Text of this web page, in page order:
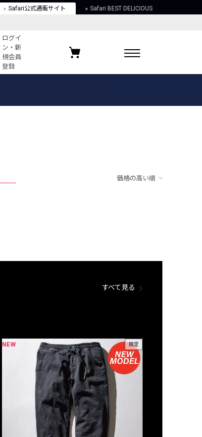
Safari公式通販サイト Safari BEST DELICIOUS
ログイ
ン・新
規会員
登録
お気に入りブランド
価格の高い順
すべて見る
NEW 限定